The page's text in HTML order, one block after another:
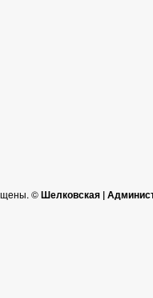
©Шелковская |